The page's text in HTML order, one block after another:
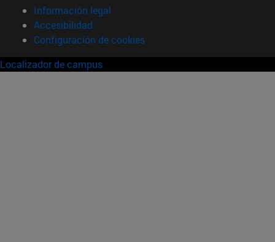
Información legal
Accesibilidad
Configuración de cookies
Localizador de campus